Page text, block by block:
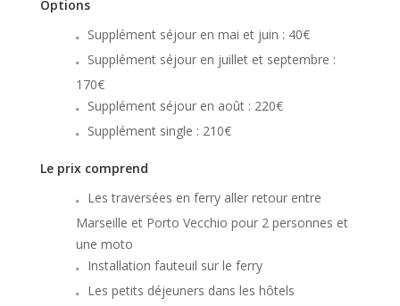
Options
Supplément séjour en mai et juin : 40€
Supplément séjour en juillet et septembre :
170€
Supplément séjour en août : 220€
Supplément single : 210€
Le prix comprend
Les traversées en ferry aller retour entre
Marseille et Porto Vecchio pour 2 personnes et
une moto
Installation fauteuil sur le ferry
Les petits déjeuners dans les hôtels